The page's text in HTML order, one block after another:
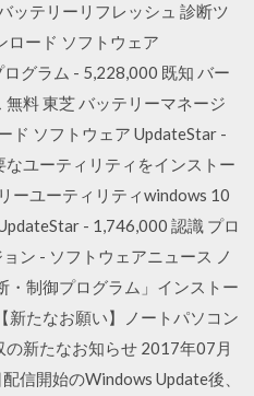
ッテリーリフレッシュ 診断ツ
ロード ソフトウェア
グラム - 5,228,000 既知 バー
料 東芝 バッテリーマネージ
ド ソフトウェア UpdateStar -
ユーティリティをインストー
ーユーティリティwindows 10
- 1,746,000 認識 プロ
ン - ソフトウェアニュース ノ
・制御プログラム」インストー
新たなお願い】ノートパソコン
新たなお知らせ 2017年07月
信開始のWindows Update後、